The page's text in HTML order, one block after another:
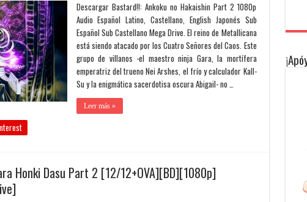
Descargar Bastard!!: Ankoku no Hakaishin Part 2 1080p
Audio Español Latino, Castellano, English Japonés Sub
Español Sub Castellano Mega Drive. El reino de Metallicana
está siendo atacado por los Cuatro Señores del Caos. Este
grupo de villanos -el maestro ninja Gara, la mortífera
emperatriz del trueno Nei Arshes, el frío y calculador Kall-
Su y la enigmática sacerdotisa oscura Abigail- no …
Leer más »
Honki Dasu Part 2 [12/12+OVA][BD][1080p]